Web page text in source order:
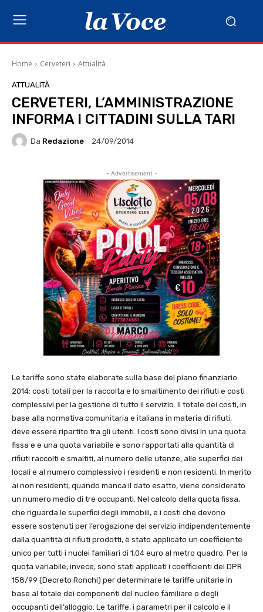
Home Cerveteri Attualità
ATTUALITÀ
CERVETERI, L’AMMINISTRAZIONE
INFORMA I CITTADINI SULLA TARI
Da Redazione 24/09/2014
- Advertisement -
Le tariffe sono state elaborate sulla base del piano finanziario
2014: costi totali per la raccolta e lo smaltimento dei rifiuti e costi
complessivi per la gestione di tutto il servizio. Il totale dei costi, in
base alla normativa comunitaria e italiana in materia di rifiuti,
deve essere ripartito tra gli utenti. I costi sono divisi in una quota
fissa e e una quota variabile e sono rapportati alla quantità di
rifiuti raccolti e smaltiti, al numero delle utenze, alle superfici dei
locali e al numero complessivo i residenti e non residenti. In merito
ai non residenti, quando manca il dato esatto, viene considerato
un numero medio di tre occupanti. Nel calcolo della quota fissa,
che riguarda le superfici degli immobili, e i costi che devono
essere sostenuti per l’erogazione del servizio indipendentemente
dalla quantità di rifiuti prodotti, è stato applicato un coefficiente
unico per tutti i nuclei familiari di 1,04 euro al metro quadro. Per la
quota variabile, invece, sono stati applicati i coefficienti del DPR
158/99 (Decreto Ronchi) per determinare le tariffe unitarie in
base al totale dei componenti del nucleo familiare o degli
occupanti dell’alloggio. Le tariffe, i parametri per il calcolo e il